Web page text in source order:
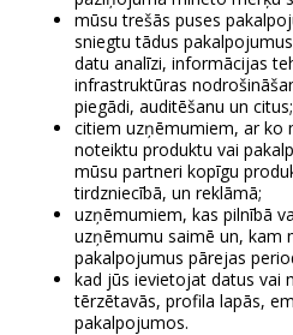
mūsu trešās puses
sniegtu tādus
datu analīzi, informācijas
infrastruktūras
piegādi, auditēšanu un citus;
citiem uzņēmumiem, ar ko
noteiktu produktu vai
mūsu partneri kopīgu
tirdzniecībā, un reklāmā;
uzņēmumiem, kas pilnībā
uzņēmumu saimē un, kam
pakalpojumus pārejas
kad jūs ievietojat datus vai
tērzētavās, profila lapās,
pakalpojumos.